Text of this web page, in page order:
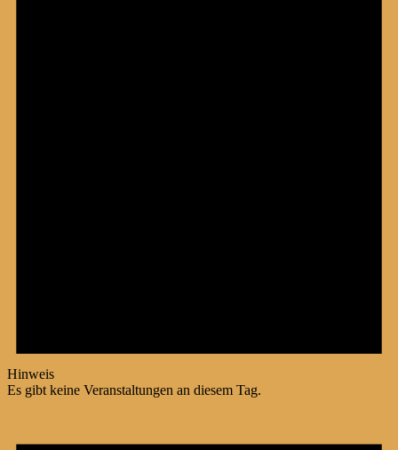
Hinweis
Es gibt keine Veranstaltungen an diesem Tag.